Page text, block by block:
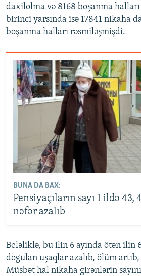
daxilolma və 8168 boşanma
birinci yarsında isə 17841 nikaha
boşanma halları rəsmiləşmişdi.
BUNA DA BAX:
Pensiyaçıların sayı 1 ildə 43,
nəfər azalıb
Beləliklə, bu ilin 6 ayında ötən ilin
dogulan uşaqlar azalıb, ölüm
Müsbət hal nikaha girənlərin